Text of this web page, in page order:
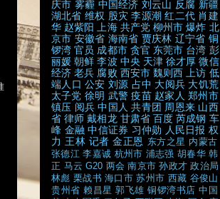
庆市 雾霾 中国经济 刘云山 反腐 新疆
湖北省 维权 股灾 李源潮 红二代 肖建
华 赵紫阳 上海 共产党 柳州市 爆炸 北
京市 安徽省 海南省 贾庆林 辽宁省 铜
锣湾 官员 成都市 贪官 东莞市 台湾 彭
丽媛 朝鲜 李波 中央 天津 徐才厚 微信
经济 老兵 腐败 西安市 魏则西 上访 低
端人口 公安 刘源 占中 大阅兵 大饥荒
太子党 徐明 武警 疫苗 赵家人 郑州市
镇压 阅兵 中国人 共青团 周恩来 山西
省 律师 戴相龙 甘肃省 百度 芮成钢 车
峰 金融 中信证券 习仲勋 人民日报 权
力 王林 记者 金正恩 东方之星 内蒙古
张德江 李嘉诚 杭州市 浦志强 胡春华 韩
正 马云 G20 两会 南京市 孙政才 政治局
林彪 栗战书 海口市 苏州市 西藏 谷俊山
贵州省 赖昌星 郭飞雄 铜锣湾书店 中国